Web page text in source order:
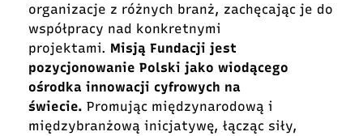
organizacje z różnych branż, zachęcając je do
współpracy nad konkretnymi
projektami. Misją Fundacji jest
pozycjonowanie Polski jako wiodącego
ośrodka innowacji cyfrowych na
świecie. Promując międzynarodową i
międzybranżową inicjatywę, łącząc siły,